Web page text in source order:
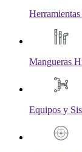
Mangueras
Equipos y